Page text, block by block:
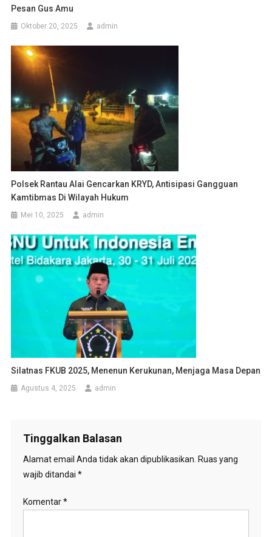
Pesan Gus Amu
Oktober 20, 2025 admin
Polsek Rantau Alai Gencarkan KRYD, Antisipasi Gangguan
Kamtibmas Di Wilayah Hukum
Mei 10, 2025 admin
Silatnas FKUB 2025, Menenun Kerukunan, Menjaga Masa Depan
Agustus 4, 2025 admin
Tinggalkan Balasan
Alamat email Anda tidak akan dipublikasikan. Ruas yang
wajib ditandai *
Komentar*